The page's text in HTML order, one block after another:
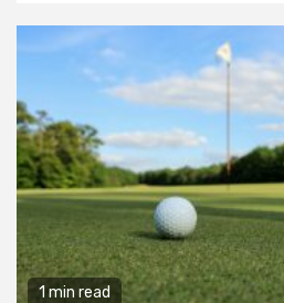
1 min read